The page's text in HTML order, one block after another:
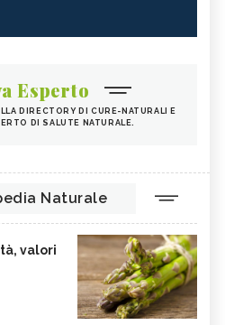
Esperto
DIRECTORY DI CURE-NATURALI E
DI SALUTE NATURALE.
Naturale
valori